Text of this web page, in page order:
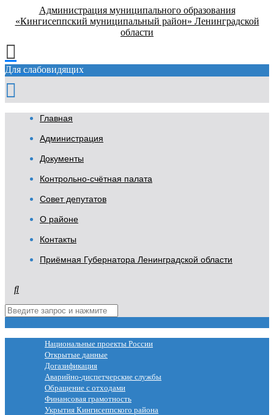
Администрация муниципального образования
«Кингисеппский муниципальный район» Ленинградской
области
Для слабовидящих
Главная
Администрация
Документы
Контрольно-счётная палата
Совет депутатов
О районе
Контакты
Приёмная Губернатора Ленинградской области
Национальные проекты России
Открытые данные
Догазификация
Аварийно-диспетчерские службы
Обращение с отходами
Финансовая грамотность
Укрытия Кингисеппского района